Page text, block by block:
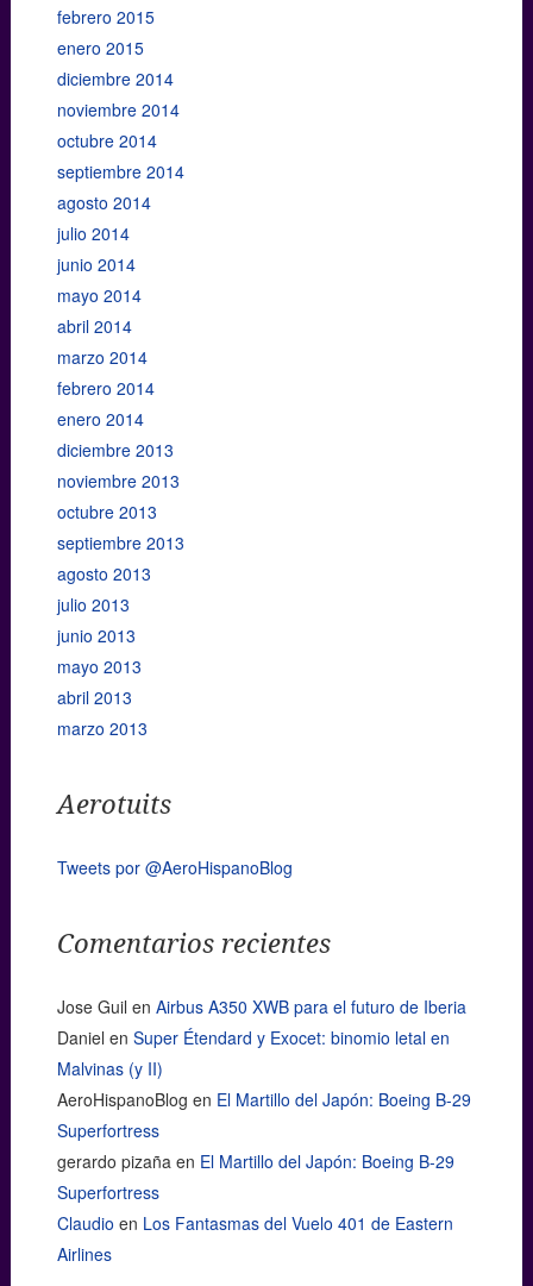
febrero 2015
enero 2015
diciembre 2014
noviembre 2014
octubre 2014
septiembre 2014
agosto 2014
julio 2014
junio 2014
mayo 2014
abril 2014
marzo 2014
febrero 2014
enero 2014
diciembre 2013
noviembre 2013
octubre 2013
septiembre 2013
agosto 2013
julio 2013
junio 2013
mayo 2013
abril 2013
marzo 2013
Aerotuits
Tweets por @AeroHispanoBlog
Comentarios recientes
Jose Guil en Airbus A350 XWB para el futuro de Iberia
Daniel en Super Étendard y Exocet: binomio letal en
Malvinas (y II)
AeroHispanoBlog en El Martillo del Japón: Boeing B-29
Superfortress
gerardo pizañaen El Martillo del Japón: Boeing B-29
Superfortress
Claudio en Los Fantasmas del Vuelo 401 de Eastern
Airlines